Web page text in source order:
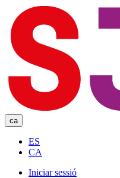
main
content
ca
ES
CA
Iniciar sessió